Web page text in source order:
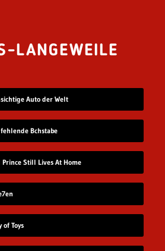
LANGEWEILE
Auto der Welt
Bchstabe
Prince Still Lives At Home
of Toys